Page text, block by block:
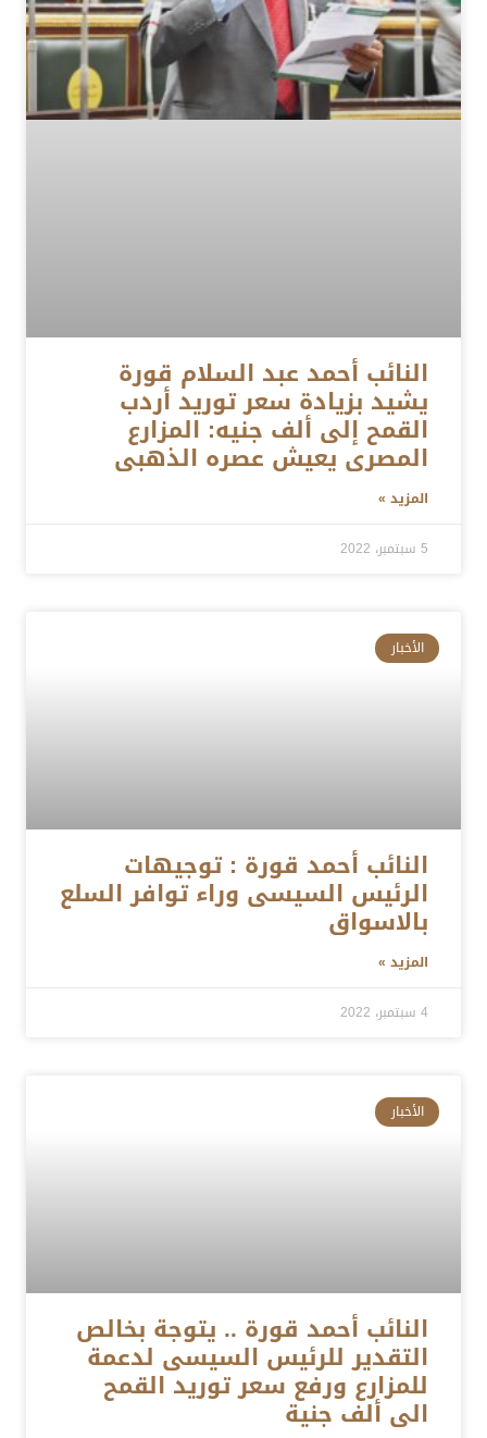
النائب أحمد عبد السلام قورة
يشيد بزيادة سعر توريد أردب
القمح إلى ألف جنيه: المزارع
المصرى يعيش عصره الذهبى
المزيد »
5 سبتمبر، 2022
الأخبار
النائب أحمد قورة : توجيهات
الرئيس السيسى وراء توافر السلع
بالاسواق
المزيد »
4 سبتمبر، 2022
الأخبار
النائب أحمد قورة .. يتوجة بخالص
التقدير للرئيس السيسى لدعمة
للمزارع ورفع سعر توريد القمح
الى ألف جنية